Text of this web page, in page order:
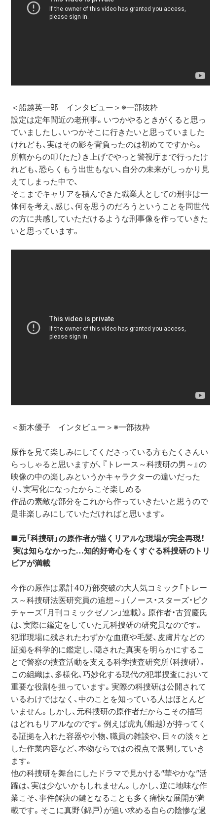
＜船越英一郎　インタビュー＞※一部抜粋
設定は定年間近の老刑事。いつかやるときがくると思っ
ていましたし、いつかそこに行きたいと思っていました
けれども、実はその影を背負ったのは初めてですから。
所轄からの叩（たた）き上げでやっと警視庁まで行ったけ
れども、恐らくもう出世もない、自分の未来がしっかり見
えてしまった中で、
そこまでキャリアを積んできた職業人としての刑事は一
体何を考え、感じ、何を思うのだろうということを同世代
の方に共感していただけるような刑事像を作っていきた
いと思っています。
＜新木優子　インタビュー＞※一部抜粋
原作を見て楽しみにしてくださっている方もたくさんい
らっしゃると思いますが、『トレース～科捜研の男～』の
映像の中の楽しみというかキャラクターの違いだった
り、実写化になったからこそ楽しめる
作品の素敵な部分をこれから作っていきたいと思うので
是非楽しみにしていただければと思います。
■元「科捜研」の原作者が描くリアルな現場が完全再現！
ビアが満載
今作の原作は累計40万部突破の大人気コミック「トレー
ス～科捜研法医研究員の追想～」（ノース・スターズ・ピク
チャーズ「月刊コミックゼノン」連載）。原作者・古賀慶氏
は、実際に鑑定をしていた元科捜研の研究員なのです。
犯罪現場に残されたわずかな血痕や毛髪、皮膚片などの
証拠を科学的に鑑定し、隠された真実を明らかにするこ
とで警察の捜査活動を支える科学捜査研究所（科捜研）。
この組織は、多様化、巧妙化する現代の犯罪捜査において
重要な役割を担っています。実際の科捜研は公開されて
いるわけではなく、中のことを知っている人はほとんど
いません。しかし、元科捜研の原作者だからこその描写
はどれもリアルなのです。例えば虎丸（船越）が持ってく
る証拠を入れた容器や小物、職員の雑談や、日々の淡々と
した作業内容など、本物ならではの視点で展開していき
ます。
他の科捜研を舞台にしたドラマで見かける“華やかな”活
躍は、実は少ないかもしれません。しかし、逆に地味な作
業こそ、事件解決の鍵となることも多く痛快な展開が満
載です。そこに真野（錦戸）が追い求める自らの陰惨な過